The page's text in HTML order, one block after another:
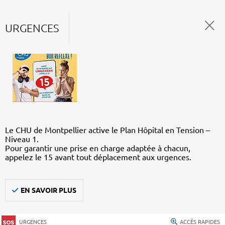
URGENCES
Le CHU de Montpellier active le Plan Hôpital en Tension –
Niveau 1.
Pour garantir une prise en charge adaptée à chacun,
appelez le 15 avant tout déplacement aux urgences.
EN SAVOIR PLUS
URGENCES ACCÈS RAPIDES